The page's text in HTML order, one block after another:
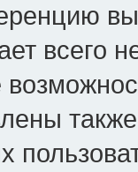
всего